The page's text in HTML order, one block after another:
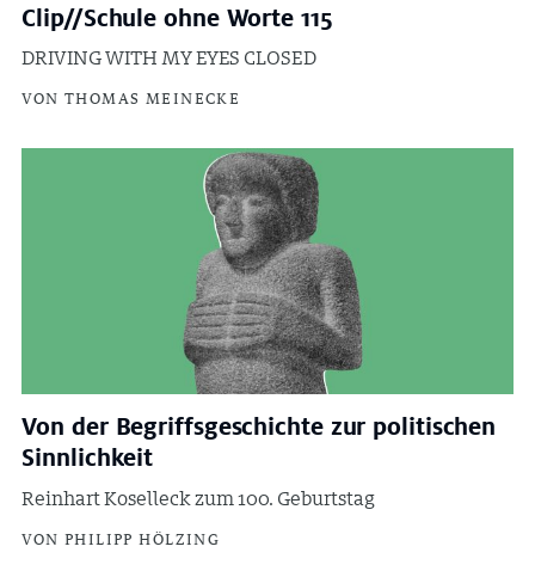
Clip//Schule ohne Worte 115
DRIVING WITH MY EYES CLOSED
VON THOMAS MEINECKE
Von der Begriffsgeschichte zur politischen
Sinnlichkeit
Reinhart Koselleck zum 100. Geburtstag
VON PHILIPP HÖLZING